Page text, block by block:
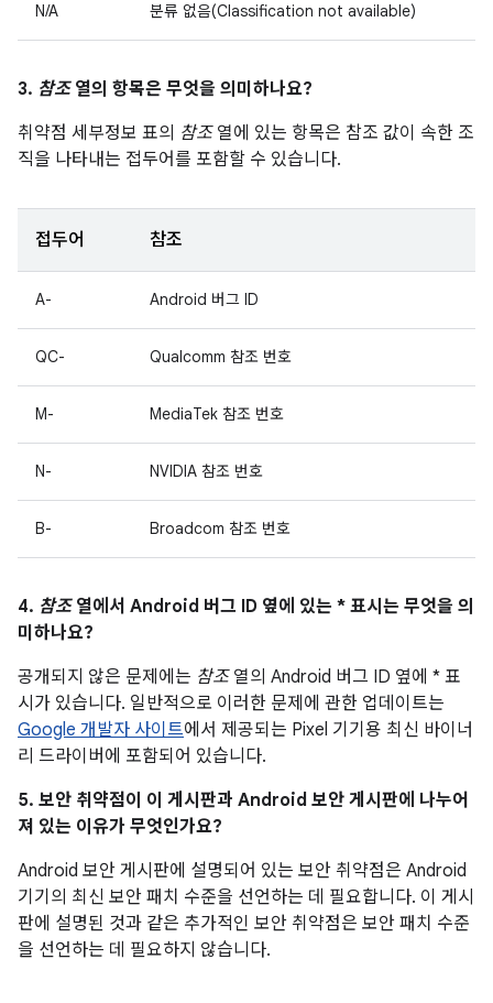
N/A 분류 없음(Classification not available)
3. 참조열의 항목은 무엇을 의미하나요?
취약점 세부정보 표의 참조열에 있는 항목은 참조 값이 속한 조
직을 나타내는 접두어를 포함할 수 있습니다.
접두어 참조
A- Android 버그 ID
QC- Qualcomm 참조 번호
M- MediaTek 참조 번호
N- NVIDIA 참조 번호
B- Broadcom 참조 번호
4. 참조열에서 Android 버그 ID 옆에 있는 * 표시는 무엇을 의
미하나요?
공개되지 않은 문제에는 참조열의 Android 버그 ID 옆에 * 표
시가 있습니다. 일반적으로 이러한 문제에 관한 업데이트는
Google 개발자 사이트에서 제공되는 Pixel 기기용 최신 바이너
리 드라이버에 포함되어 있습니다.
5. 보안 취약점이 이 게시판과 Android 보안 게시판에 나누어
져 있는 이유가 무엇인가요?
Android 보안 게시판에 설명되어 있는 보안 취약점은 Android
기기의 최신 보안 패치 수준을 선언하는 데 필요합니다. 이 게시
판에 설명된 것과 같은 추가적인 보안 취약점은 보안 패치 수준
을 선언하는 데 필요하지 않습니다.